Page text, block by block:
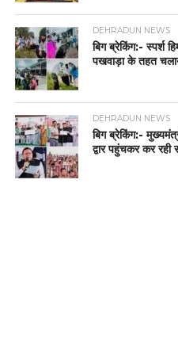
DEHRADUN NEWS
बिग ब्रेकिंग:- स्पर्श
पखवाड़ा के तहत
DEHRADUN NEWS
बिग ब्रेकिंग:-
द्वार पहुंचकर कर